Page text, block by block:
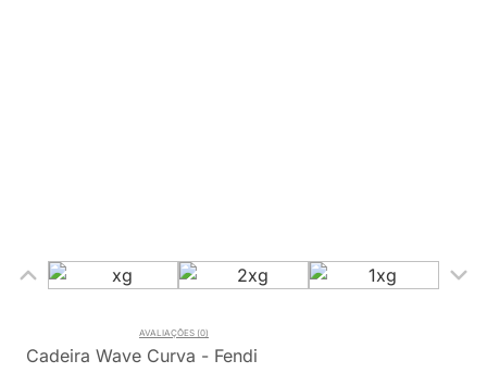
Cadeira Wave Curva - Fendi
AVALIAÇÕES (0)